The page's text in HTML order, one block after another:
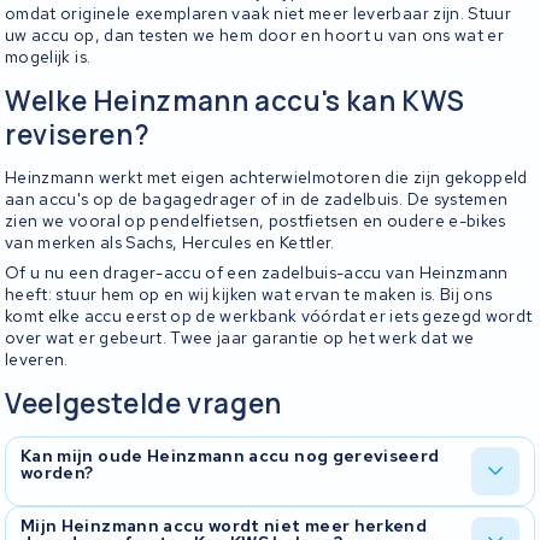
omdat originele exemplaren vaak niet meer leverbaar zijn. Stuur
uw accu op, dan testen we hem door en hoort u van ons wat er
mogelijk is.
Welke Heinzmann accu's kan KWS
reviseren?
Heinzmann werkt met eigen achterwielmotoren die zijn gekoppeld
aan accu's op de bagagedrager of in de zadelbuis. De systemen
zien we vooral op pendelfietsen, postfietsen en oudere e-bikes
van merken als Sachs, Hercules en Kettler.
Of u nu een drager-accu of een zadelbuis-accu van Heinzmann
heeft: stuur hem op en wij kijken wat ervan te maken is. Bij ons
komt elke accu eerst op de werkbank vóórdat er iets gezegd wordt
over wat er gebeurt. Twee jaar garantie op het werk dat we
leveren.
Veelgestelde vragen
Kan mijn oude Heinzmann accu nog gereviseerd
worden?
Ja. Juist die oudere Heinzmann-accu's reviseren we vaak.
Mijn Heinzmann accu wordt niet meer herkend